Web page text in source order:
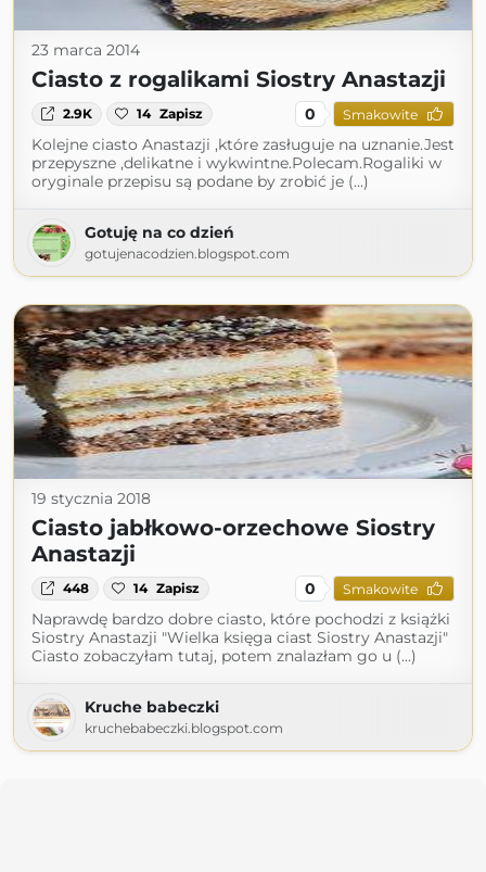
23 marca 2014
Ciasto z rogalikami Siostry Anastazji
2.9K 14 Zapisz 0 Smakowite
Kolejne ciasto Anastazji ,które zasługuje na uznanie.Jest
przepyszne ,delikatne i wykwintne.Polecam.Rogaliki w
oryginale przepisu są podane by zrobić je (...)
Gotuję na co dzień
gotujenacodzien.blogspot.com
19 stycznia 2018
Ciasto jabłkowo-orzechowe Siostry
Anastazji
448 14 Zapisz 0 Smakowite
Naprawdę bardzo dobre ciasto, które pochodzi z książki
Siostry Anastazji "Wielka księga ciast Siostry Anastazji"
Ciasto zobaczyłam tutaj, potem znalazłam go u (...)
Kruche babeczki
kruchebabeczki.blogspot.com